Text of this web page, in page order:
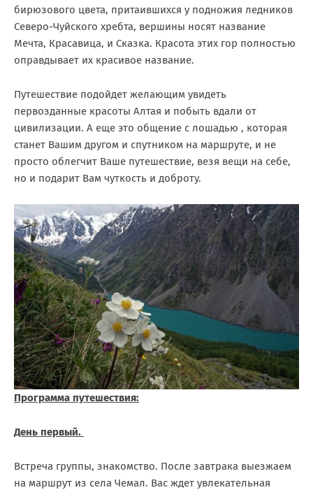
бирюзового цвета, притаившихся у подножия ледников
Северо-Чуйского хребта, вершины носят название
Мечта, Красавица, и Сказка. Красота этих гор полностью
оправдывает их красивое название.
Путешествие подойдет желающим увидеть
первозданные красоты Алтая и побыть вдали от
цивилизации. А еще это общение с лошадью , которая
станет Вашим другом и спутником на маршруте, и не
просто облегчит Ваше путешествие, везя вещи на себе,
но и подарит Вам чуткость и доброту.
Программа путешествия:
День первый.
Встреча группы, знакомство. После завтрака выезжаем
на маршрут из села Чемал. Вас ждет увлекательная